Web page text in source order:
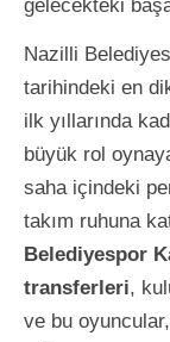
gelecekteki
Nazilli
tarihindeki en
ilk yıllarında
büyük rol
saha içindeki
takım ruhuna
Belediyespor
transferleri,
ve bu